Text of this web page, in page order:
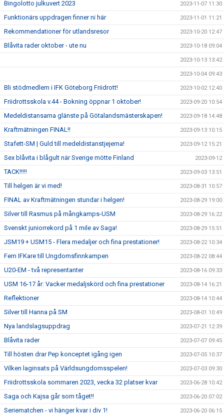
Bingolotto julkuvert 2023 2023-11-07 11:30
Funktionärs uppdragen finner ni här 2023-11-01 11:21
Rekommendationer för utlandsresor 2023-10-20 12:47
Blåvita rader oktober - ute nu 2023-10-18 09:04
2023-10-13 13:42
2023-10-04 09:43
Bli stödmedlem i IFK Göteborg Friidrott! 2023-10-02 12:40
Friidrottsskola v.44 - Bokning öppnar 1 oktober! 2023-09-20 10:54
Medeldistansarna glänste på Götalandsmästerskapen! 2023-09-18 14:48
Kraftmätningen FINAL!! 2023-09-13 10:15
Stafett-SM | Guld till medeldistanstjejerna! 2023-09-12 15:21
Sex blåvita i blågult när Sverige mötte Finland 2023-09-12
TACK!!!!! 2023-09-03 13:51
Till helgen är vi med! 2023-08-31 10:57
FINAL av Kraftmätningen stundar i helgen! 2023-08-29 19:00
Silver till Rasmus på mångkamps-USM 2023-08-29 16:22
Svenskt juniorrekord på 1 mile av Saga! 2023-08-29 15:51
JSM19 + USM15 - Flera medaljer och fina prestationer! 2023-08-22 10:34
Fem IFKare till Ungdomsfinnkampen 2023-08-22 08:44
U20-EM - två representanter 2023-08-16 09:33
USM 16-17 år: Vacker medaljskörd och fina prestationer 2023-08-14 16:21
Reflektioner 2023-08-14 10:44
Silver till Hanna på SM 2023-08-01 10:49
Nya landslagsuppdrag 2023-07-21 12:39
Blåvita rader 2023-07-07 09:45
Till hösten drar Pep konceptet igång igen 2023-07-05 10:37
Vilken laginsats på Världsungdomsspelen! 2023-07-03 09:30
Friidrottsskola sommaren 2023, vecka 32 platser kvar 2023-06-28 10:42
Saga och Kajsa går som tåget!! 2023-06-20 07:02
Seriematchen - vi hänger kvar i div 1! 2023-06-20 06:15